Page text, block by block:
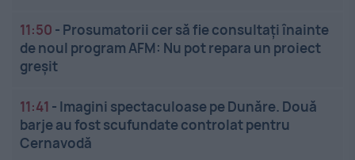
11:50 - Prosumatorii cer să fie consultați înainte
de noul program AFM: Nu pot repara un proiect
greșit
11:41 - Imagini spectaculoase pe Dunăre. Două
barje au fost scufundate controlat pentru
Cernavodă